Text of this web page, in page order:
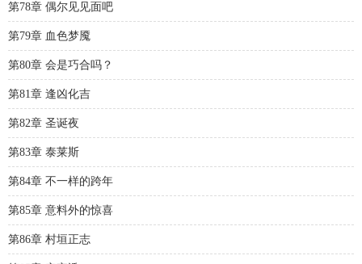
第78章 偶尔见见面吧
第79章 血色梦魇
第80章 会是巧合吗？
第81章 逢凶化吉
第82章 圣诞夜
第83章 泰莱斯
第84章 不一样的跨年
第85章 意料外的惊喜
第86章 村垣正志